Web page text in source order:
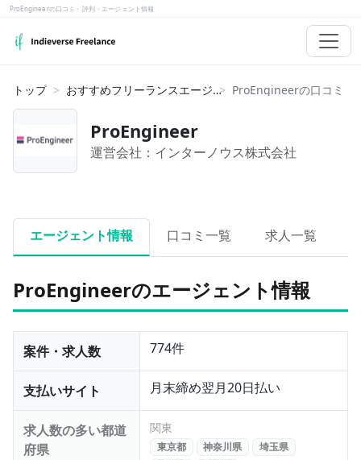
ProEngineerの口コミ・評判・エージェント情報
トップ おすすめフリーランスエージェント
ProEngineer
運営会社： インターノウス株式会社
エージェント情報 口コミ一覧 求人一覧
ProEngineerのエージェント情報
案件・求人数 774件
支払いサイト 月末締め翌月20日払い
求人数の多い都道
府県
関東
東京都 神奈川県
埼玉県